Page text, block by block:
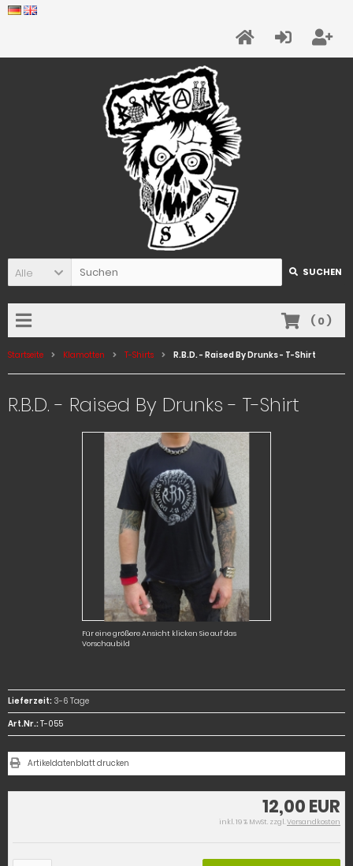
Alle SUCHEN
( 0)
Startseite Klamotten T-Shirts R.B.D. - Raised By Drunks - T-Shirt
R.B.D. - Raised By Drunks - T-Shirt
Für eine größere Ansicht klicken Sie auf das
Vorschaubild
12,00 EUR
inkl. 19 % MwSt. zzgl.Versandkosten
Lieferzeit: 3-6 Tage
Art.Nr.:T-055
Artikeldatenblatt drucken